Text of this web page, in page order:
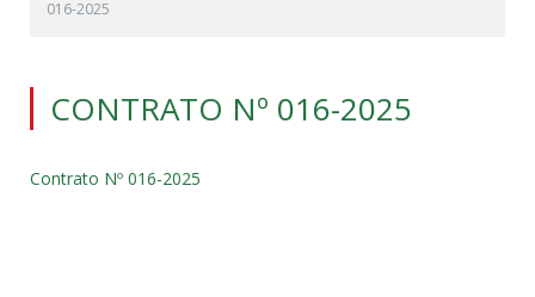
016-2025
CONTRATO Nº 016-2025
Contrato Nº 016-2025